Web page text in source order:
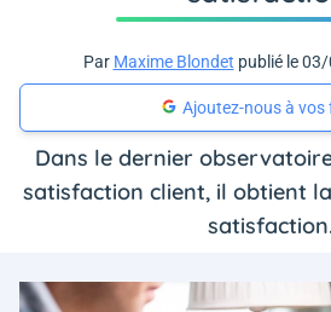
Par Maxime Blondet publié le
Ajoutez-nous à vos
Dans le dernier
satisfaction client, il obtient
satisfaction.